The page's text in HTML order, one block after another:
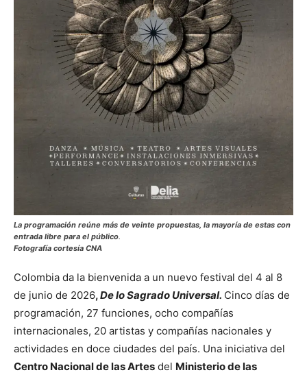
La programación reúne más de veinte propuestas, la mayoría de estas con
entrada libre para el público.
Fotografía cortesía CNA
Colombia da la bienvenida a un nuevo festival del 4 al 8
de junio de 2026,De lo Sagrado Universal. Cinco días de
programación, 27 funciones, ocho compañías
internacionales, 20 artistas y compañías nacionales y
actividades en doce ciudades del país. Una iniciativa del
Centro Nacional de las Artes del Ministerio de las